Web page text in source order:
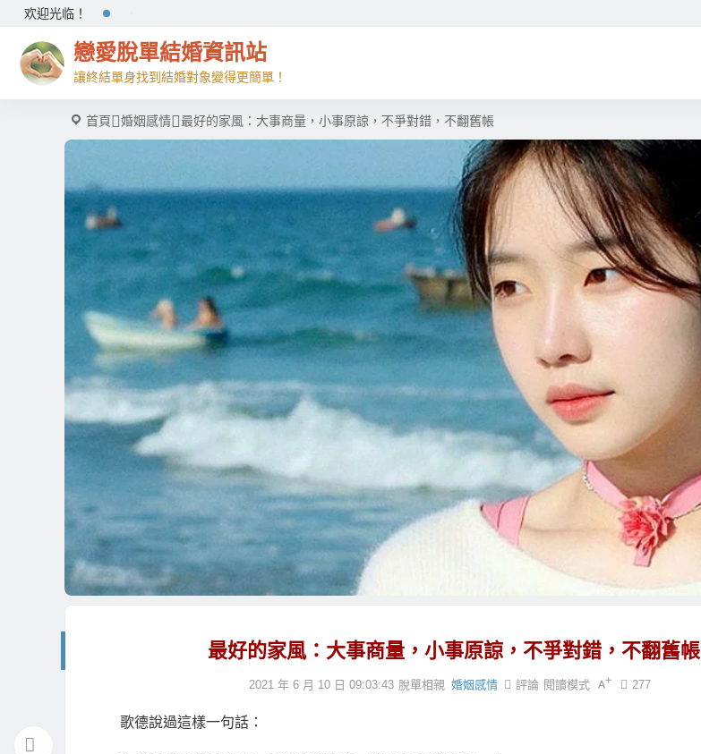
欢迎光临！
戀愛脫單結婚資訊站
讓終結單身找到結婚對象變得更簡單！
首頁 婚姻感情 最好的家風：大事商量，小事原諒，不爭對錯，不翻舊帳
最好的家風：大事商量，小事原諒，不爭對錯，不翻舊帳
2021 年 6 月 10 日 09:03:43 脫單相親 婚姻感情 評論 277
閱讀模式
歌德說過這樣一句話：